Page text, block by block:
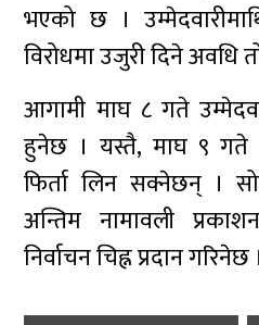
भएको छ ।
विरोधमा उजुरी दिने अवधि
आगामी माघ ८ गते
हुनेछ । यस्तै, माघ ९ गते
फिर्ता लिन सक्नेछन् ।
अन्तिम नामावली
निर्वाचन चिह्न प्रदान